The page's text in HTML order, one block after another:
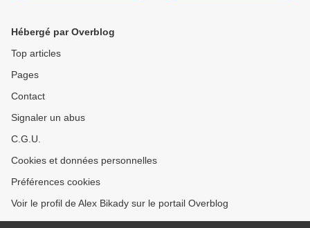
Hébergé par Overblog
Top articles
Pages
Contact
Signaler un abus
C.G.U.
Cookies et données personnelles
Préférences cookies
Voir le profil de Alex Bikady sur le portail Overblog